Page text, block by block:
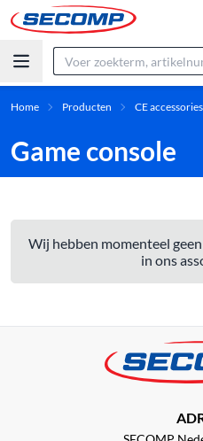
Home Producten CE accessories
Game console
Wij hebben momenteel
in ons